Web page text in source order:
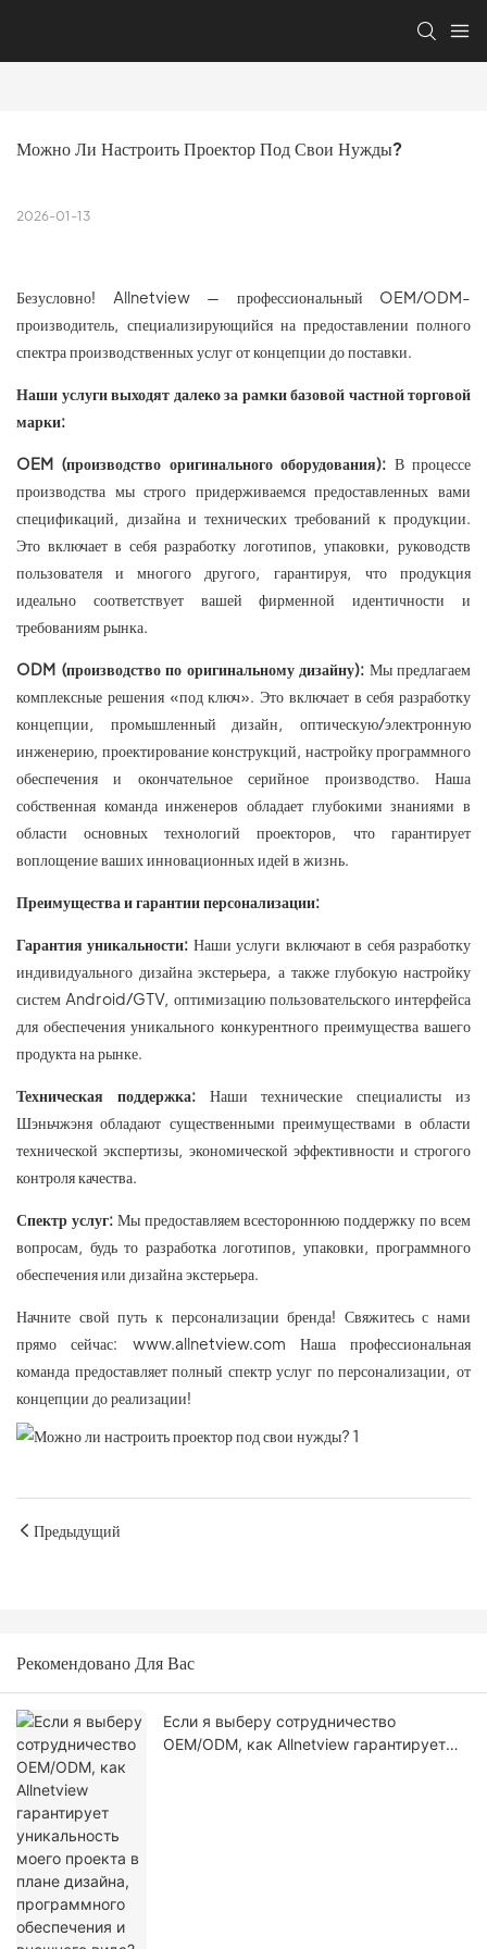
Можно Ли Настроить Проектор Под Свои Нужды?
2026-01-13
Безусловно! Allnetview — профессиональный OEM/ODM-
производитель, специализирующийся на предоставлении полного
спектра производственных услуг от концепции до поставки.
Наши услуги выходят далеко за рамки базовой частной торговой
марки:
OEM (производство оригинального оборудования): В процессе
производства мы строго придерживаемся предоставленных вами
спецификаций, дизайна и технических требований к продукции.
Это включает в себя разработку логотипов, упаковки, руководств
пользователя и многого другого, гарантируя, что продукция
идеально соответствует вашей фирменной идентичности и
требованиям рынка.
ODM (производство по оригинальному дизайну): Мы предлагаем
комплексные решения «под ключ». Это включает в себя разработку
концепции, промышленный дизайн, оптическую/электронную
инженерию, проектирование конструкций, настройку программного
обеспечения и окончательное серийное производство. Наша
собственная команда инженеров обладает глубокими знаниями в
области основных технологий проекторов, что гарантирует
воплощение ваших инновационных идей в жизнь.
Преимущества и гарантии персонализации:
Гарантия уникальности: Наши услуги включают в себя разработку
индивидуального дизайна экстерьера, а также глубокую настройку
систем Android/GTV, оптимизацию пользовательского интерфейса
для обеспечения уникального конкурентного преимущества вашего
продукта на рынке.
Техническая поддержка:Наши технические специалисты из
Шэньчжэня обладают существенными преимуществами в области
технической экспертизы, экономической эффективности и строгого
контроля качества.
Спектр услуг:Мы предоставляем всестороннюю поддержку по всем
вопросам, будь то разработка логотипов, упаковки, программного
обеспечения или дизайна экстерьера.
Начните свой путь к персонализации бренда! Свяжитесь с нами
прямо сейчас: www.allnetview.com Наша профессиональная
команда предоставляет полный спектр услуг по персонализации, от
концепции до реализации!
Предыдущий
Рекомендовано Для Вас
Если я выберу сотрудничество
OEM/ODM, как Allnetview гарантирует